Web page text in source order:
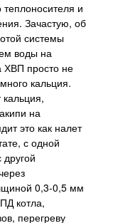
и
Зачастую, об
системы
воды на
ХВП просто не
кальция.
на
это как налет
с одной
0,3-0,5 мм
котла,
перегреву